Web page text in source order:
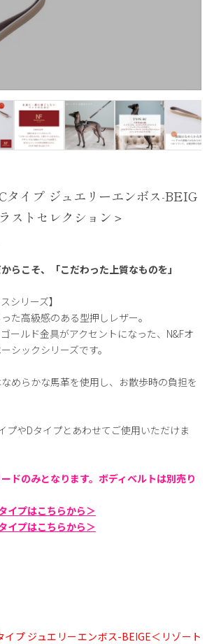
タイプ ジュエリーエンボス-BEIG
ストセレクション＞
らこそ、「こだわった上質なものを」
シリーズ】
た高級感のある型押しレザー。
ールド金具がアクセントになった、N&Fオ
シックシリーズです。
めらかな馬革を使用し、お散歩時の負担を
プやDタイプとあわせてご使用いただけま
ドのみとなります。ボディベルトは別売り
イプはこちらから＞
イプはこちらから＞
イプ ジュエリーエンボス-BEIGE＜リゾート